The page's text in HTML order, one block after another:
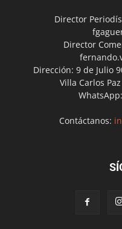
Director
Director
Dirección: 9 de Julio
Villa Carlos
Contáctanos: